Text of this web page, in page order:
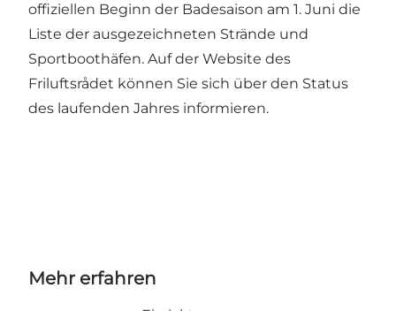
offiziellen Beginn der Badesaison am 1. Juni die
Liste der ausgezeichneten Strände und
Sportboothäfen. Auf der Website des
Friluftsrådet können Sie sich über den Status
des laufenden Jahres informieren.
Mehr erfahren